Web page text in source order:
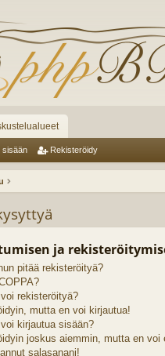
sisään Rekisteröidy
ja
pitää rekisteröityä?
rekisteröityä?
mutta en voi kirjautua!
kirjautua sisään?
joskus aiemmin, mutta en voi
salasanani!